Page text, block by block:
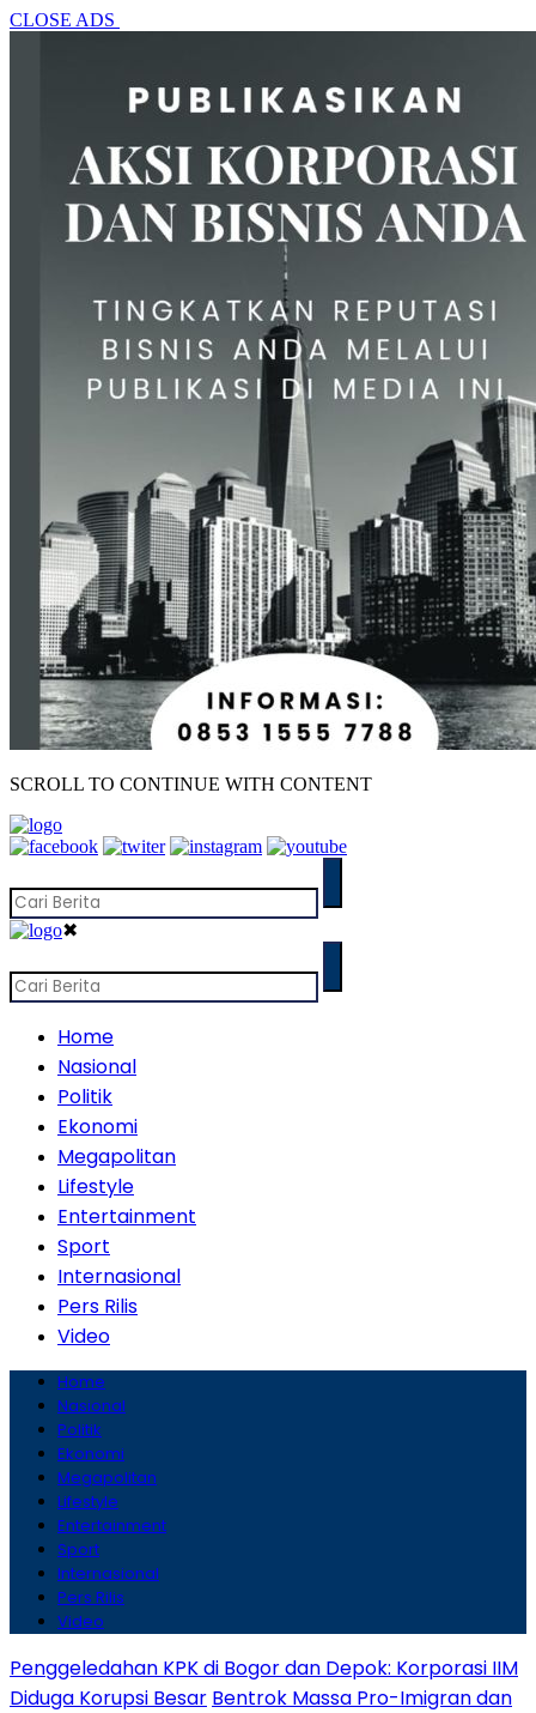
CLOSE ADS
SCROLL TO CONTINUE WITH CONTENT
✖
Home
Nasional
Politik
Ekonomi
Megapolitan
Lifestyle
Entertainment
Sport
Internasional
Pers Rilis
Video
Home
Nasional
Politik
Ekonomi
Megapolitan
Lifestyle
Entertainment
Sport
Internasional
Pers Rilis
Video
Penggeledahan KPK di Bogor dan Depok: Korporasi IIM
Diduga Korupsi Besar Bentrok Massa Pro-Imigran dan